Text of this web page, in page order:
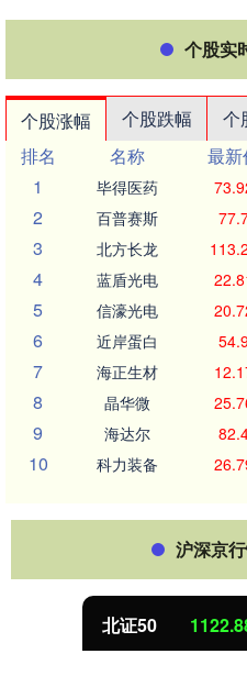
个股实
个股涨幅 个股跌幅 个
排名
名称 最新
1
毕得医药
2 百普赛斯
3 北方长龙
4 蓝盾光电
5 信濠光电
6 近岸蛋白
7 海正生材
8 晶华微
9 海达尔
10 科力装备
沪深京
北证50